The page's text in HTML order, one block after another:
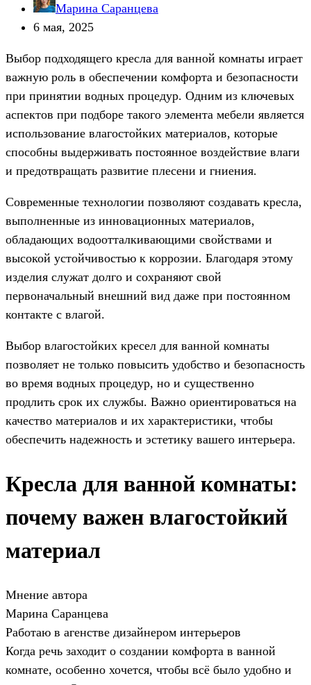
Марина Саранцева
6 мая, 2025
Выбор подходящего кресла для ванной комнаты играет
важную роль в обеспечении комфорта и безопасности
при принятии водных процедур. Одним из ключевых
аспектов при подборе такого элемента мебели является
использование влагостойких материалов, которые
способны выдерживать постоянное воздействие влаги
и предотвращать развитие плесени и гниения.
Современные технологии позволяют создавать кресла,
выполненные из инновационных материалов,
обладающих водоотталкивающими свойствами и
высокой устойчивостью к коррозии. Благодаря этому
изделия служат долго и сохраняют свой
первоначальный внешний вид даже при постоянном
контакте с влагой.
Выбор влагостойких кресел для ванной комнаты
позволяет не только повысить удобство и безопасность
во время водных процедур, но и существенно
продлить срок их службы. Важно ориентироваться на
качество материалов и их характеристики, чтобы
обеспечить надежность и эстетику вашего интерьера.
Кресла для ванной комнаты:
почему важен влагостойкий
материал
Мнение автора
Марина Саранцева
Работаю в агенстве дизайнером интерьеров
Когда речь заходит о создании комфорта в ванной
комнате, особенно хочется, чтобы всё было удобно и